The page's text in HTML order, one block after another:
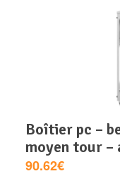
boîtier pc – be quiet! – pure base 501 –
moyen tour
90.62€